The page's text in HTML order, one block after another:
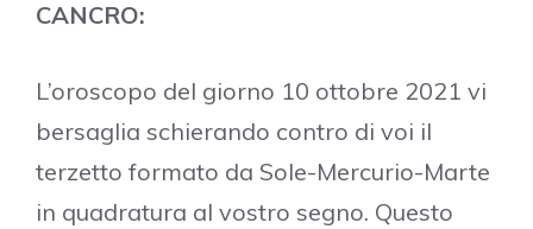
CANCRO:
L’oroscopo del giorno 10 ottobre 2021 vi
bersaglia schierando contro di voi il
terzetto formato da Sole-Mercurio-Marte
in quadratura al vostro segno. Questo